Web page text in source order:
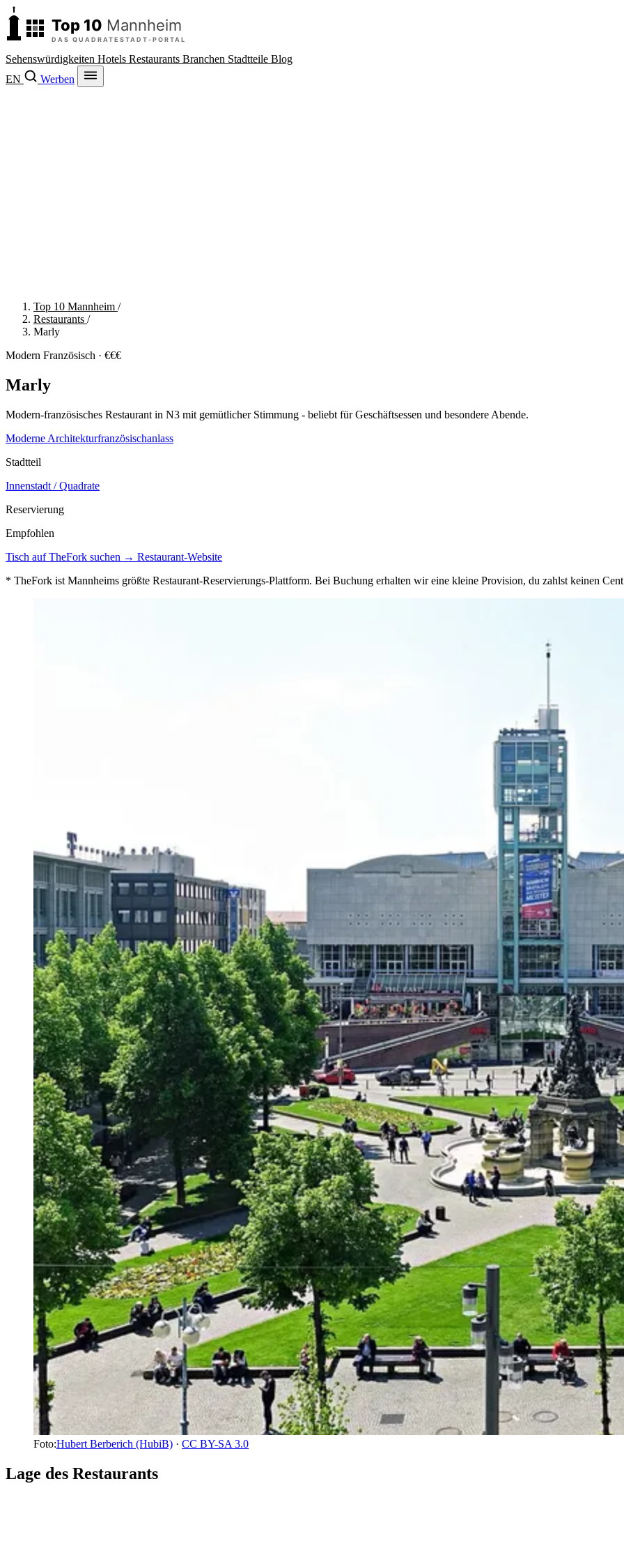
Sehenswürdigkeiten Hotels Restaurants Branchen Stadtteile Blog
EN
Werben
Top 10 Mannheim /
Restaurants /
Marly
Modern Französisch · €€€
Marly
Modern-französisches Restaurant in N3 mit gemütlicher Stimmung - beliebt für Geschäftsessen und besondere Abende.
Moderne Architekturfranzösischanlass
Stadtteil
Innenstadt / Quadrate
Reservierung
Empfohlen
Tisch auf TheFork suchen → Restaurant-Website
* TheFork ist Mannheims größte Restaurant-Reservierungs-Plattform. Bei Buchung erhalten wir eine kleine Provision, du zahlst keinen Cent
Foto:Hubert Berberich (HubiB) · CC BY-SA 3.0
Lage des Restaurants